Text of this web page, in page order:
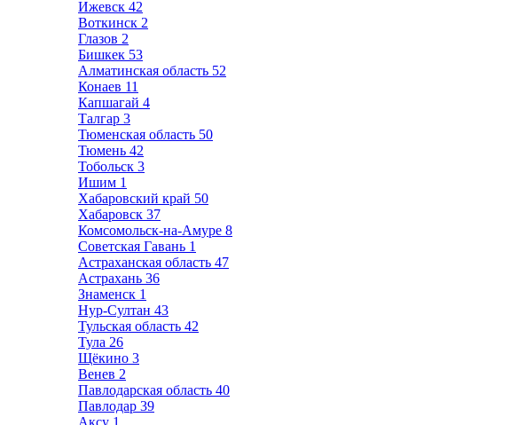
Ижевск 42
Воткинск 2
Глазов 2
Бишкек 53
Алматинская область 52
Конаев 11
Капшагай 4
Талгар 3
Тюменская область 50
Тюмень 42
Тобольск 3
Ишим 1
Хабаровский край 50
Хабаровск 37
Комсомольск-на-Амуре 8
Советская Гавань 1
Астраханская область 47
Астрахань 36
Знаменск 1
Нур-Султан 43
Тульская область 42
Тула 26
Щёкино 3
Венев 2
Павлодарская область 40
Павлодар 39
Аксу 1